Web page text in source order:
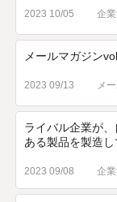
2023 10/05 企
メールマガジン
2023 09/13 メ
ライバル企業が
ある製品を製造
2023 09/08 企